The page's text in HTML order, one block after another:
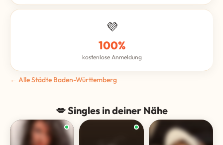
💜
100%
kostenlose Anmeldung
← Alle Städte Baden-Württemberg
💋 Singles in deiner Nähe